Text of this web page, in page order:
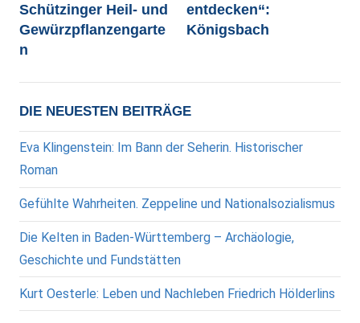
Schützinger Heil- und
Gewürzpflanzengarte
n
entdecken“:
Königsbach
DIE NEUESTEN BEITRÄGE
Eva Klingenstein: Im Bann der Seherin. Historischer
Roman
Gefühlte Wahrheiten. Zeppeline und Nationalsozialismus
Die Kelten in Baden-Württemberg – Archäologie,
Geschichte und Fundstätten
Kurt Oesterle: Leben und Nachleben Friedrich Hölderlins